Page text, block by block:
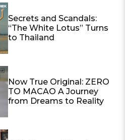
Sirāt | Now TV x MOViE
MOViE present
“Countdown to the
Secrets and Scandals:
“The White Lotus” Turns
to Thailand
Now True Original: ZERO
TO MACAO A Journey
from Dreams to Reality